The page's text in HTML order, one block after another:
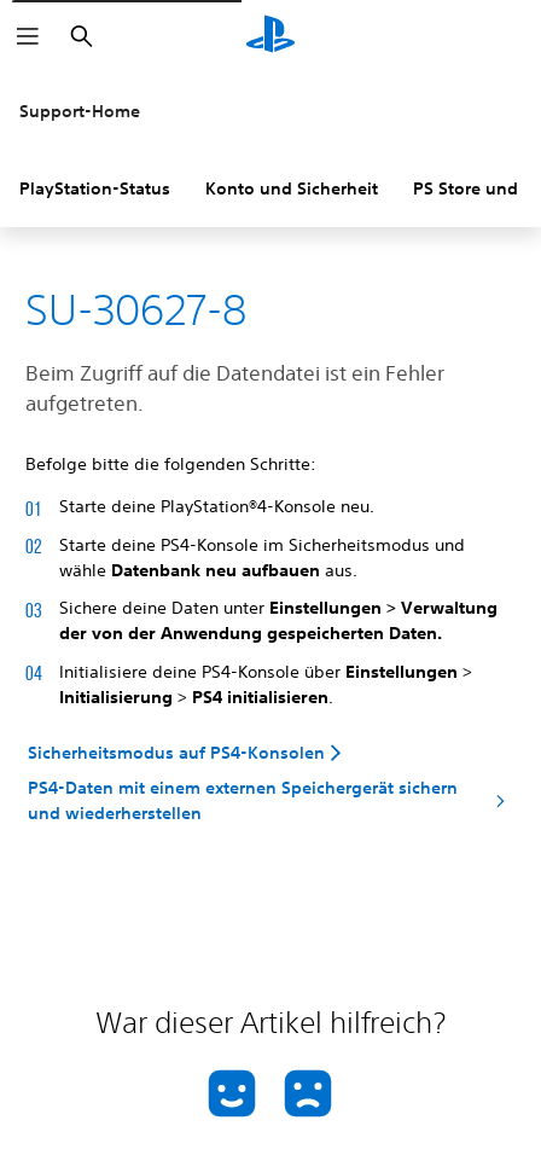
Suchen
Support-Home
PlayStation-Status Konto und Sicherheit PS Store und
SU-30627-8
Beim Zugriff auf die Datendatei ist ein Fehler
aufgetreten.
Befolge bitte die folgenden Schritte:
Starte deine PlayStation®4-Konsole neu.
Starte deine PS4-Konsole im Sicherheitsmodus und
wähle Datenbank neu aufbauen aus.
Sichere deine Daten unter Einstellungen > Verwaltung
der von der Anwendung gespeicherten Daten.
Initialisiere deine PS4-Konsole über Einstellungen >
Initialisierung > PS4 initialisieren
Sicherheitsmodus auf PS4-Konsolen
PS4-Daten mit einem externen Speichergerät sichern
und wiederherstellen
War dieser Artikel hilfreich?